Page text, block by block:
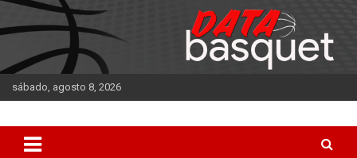
Saltar
al
contenido
sábado, agosto 8, 2026
DATA Basquet